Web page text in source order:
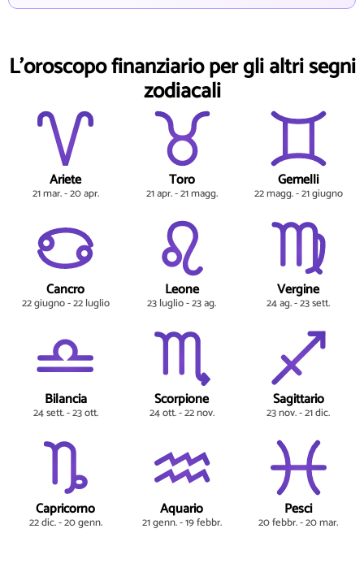
L'oroscopo finanziario per gli altri segni
zodiacali
Ariete
21 mar. - 20 apr.
Toro
21 apr. - 21 magg.
Gemelli
22 magg. - 21 giugno
Cancro
22 giugno - 22 luglio
Leone
23 luglio - 23 ag.
Vergine
24 ag. - 23 sett.
Bilancia
24 sett. - 23 ott.
Scorpione
24 ott. - 22 nov.
Sagittario
23 nov. - 21 dic.
Capricorno
22 dic. - 20 genn.
Aquario
21 genn. - 19 febbr.
Pesci
20 febbr. - 20 mar.